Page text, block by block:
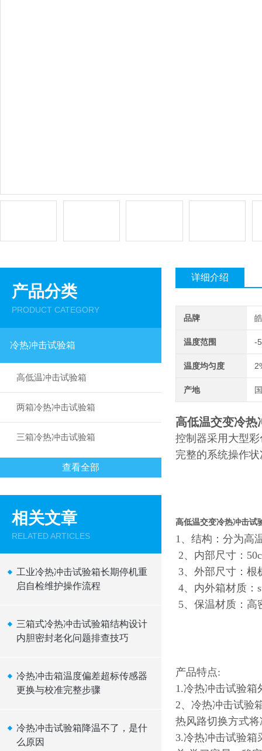
产品分类
PRODUCT CATEGORY
冷热冲击试验箱
高低温冲击试验箱
两箱冷热冲击试验箱
三箱冷热冲击试验箱
查看全部
相关文章
RELATED ARTICLES
工业冷热冲击试验箱长期停机重
启自检维护操作流程
三箱式冷热冲击试验箱结构设计
内胆密封老化问题排查技巧
冷热冲击箱温度偏差超标传感器
更换与校准完整步骤
冷热冲击试验箱降温不了，是什
么原因
详细介绍
品牌
温度范围 -
温度均匀度
产地
高低温交变冷热
控制器采用大型
完整的系统操作
高低温交变冷热冲击试
1、结构：分为高
2、内部尺寸：
3、外部尺寸：根
4、内外箱材质：
5、保温材质：高
产品特点:
1.冷热冲击试验
2、冷热冲击试验
热风路切换方式
3.冷热冲击试验